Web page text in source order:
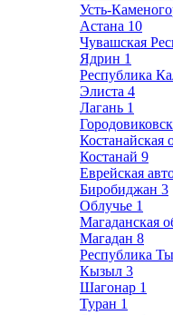
Усть-
Астана 10
Чувашская
Ядрин 1
Республика
Элиста 4
Лагань 1
Городовиковск
Костанайская
Костанай 9
Еврейская
Биробиджан 3
Облучье 1
Магаданская
Магадан 8
Республика
Кызыл 3
Шагонар 1
Туран 1